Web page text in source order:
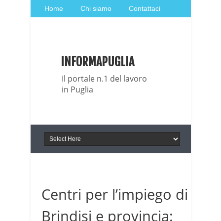
Home Chi siamo Contattaci
Giornale di Puglia
INFORMAPUGLIA
Il portale n.1 del lavoro
in Puglia
Centri per l’impiego di
Brindisi e provincia: